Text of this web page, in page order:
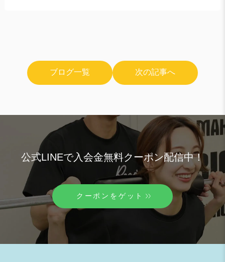
ブログ一覧 次の記事へ
公式LINEで入会金無料クーポン配信中！
クーポンをゲット